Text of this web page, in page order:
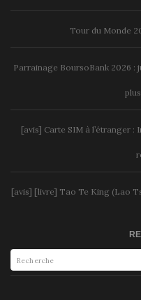
Tour du Monde
Parrainage BoursoBank 2026 :
[avis] Carte SIM à l’étranger
[avis] [livre] Tao Te King (Lao